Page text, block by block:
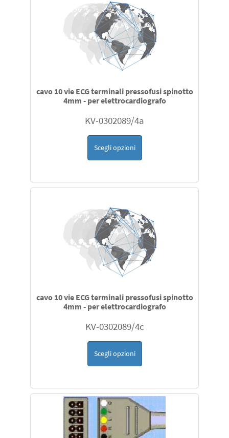
cavo 10 vie ECG terminali pressofusi spinotto
4mm - per elettrocardiografo
KV-0302089/4a
Scegli opzioni
cavo 10 vie ECG terminali pressofusi spinotto
4mm - per elettrocardiografo
KV-0302089/4c
Scegli opzioni